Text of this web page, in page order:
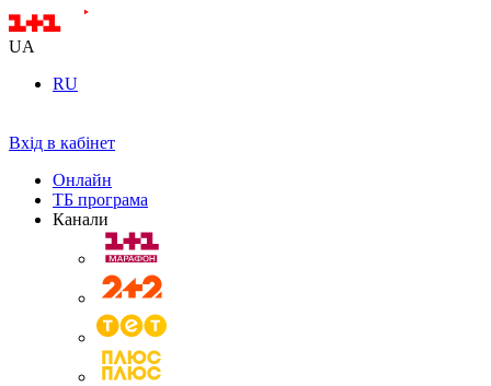
UA
RU
Вхід в кабінет
Онлайн
ТБ програма
Канали